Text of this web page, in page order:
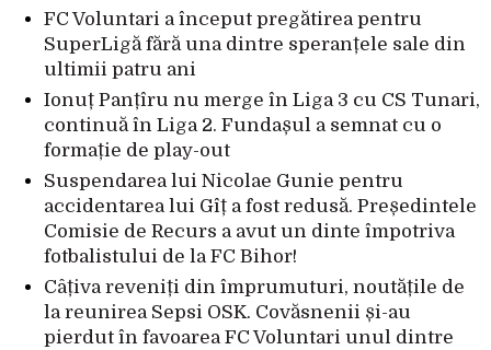
FC Voluntari a început pregătirea pentru
SuperLigă fără una dintre speranțele sale din
ultimii patru ani
Ionuț Panțîru nu merge în Liga 3 cu CS Tunari,
continuă în Liga 2. Fundașul a semnat cu o
formație de play-out
Suspendarea lui Nicolae Gunie pentru
accidentarea lui Gîț a fost redusă. Președintele
Comisie de Recurs a avut un dinte împotriva
fotbalistului de la FC Bihor!
Câțiva reveniți din împrumuturi, noutățile de
la reunirea Sepsi OSK. Covăsnenii și-au
pierdut în favoarea FC Voluntari unul dintre